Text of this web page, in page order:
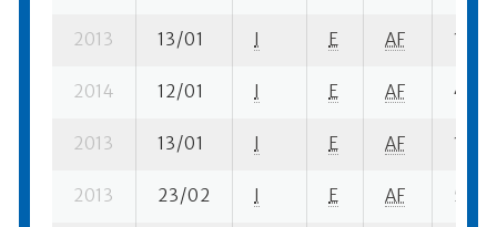
2013 13/01 I E AF 1 fi- 1
2014 12/01 I E AF 4 se-
2013 13/01 I E AF 1 ba-
2013 23/02 I E AF 5